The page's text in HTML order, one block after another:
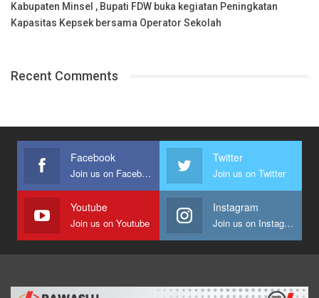
Kabupaten Minsel , Bupati FDW buka kegiatan Peningkatan
Kapasitas Kepsek bersama Operator Sekolah
Recent Comments
Facebook
Join us on Facebook
Twitter
Join us on Twitter
Youtube
Join us on Youtube
Instagram
Join us on Instagram